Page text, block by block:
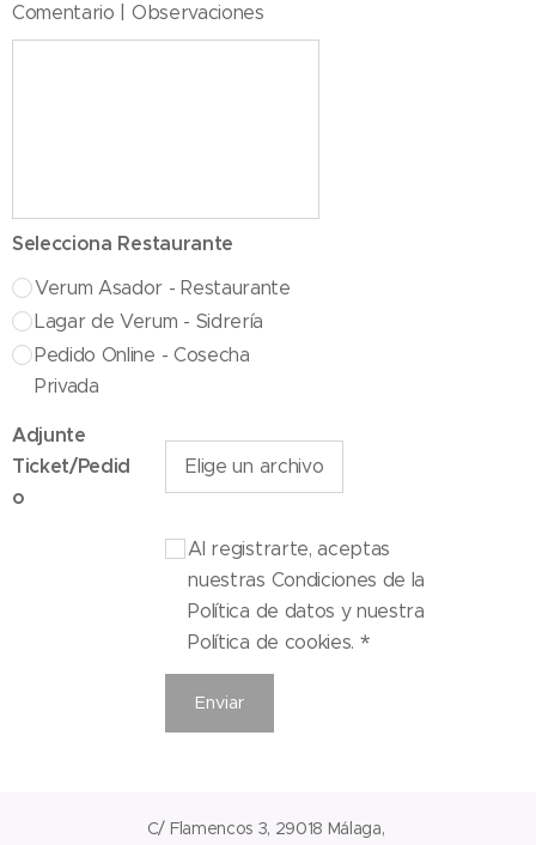
Comentario | Observaciones
Selecciona Restaurante
Verum Asador - Restaurante
Lagar de Verum - Sidrería
Pedido Online - Cosecha
Privada
Adjunte
Ticket/Pedid
o
Elige un archivo
Al registrarte, aceptas
nuestras Condiciones de la
Política de datos y nuestra
Política de cookies.
Enviar
C/ Flamencos 3, 29018 Málaga,